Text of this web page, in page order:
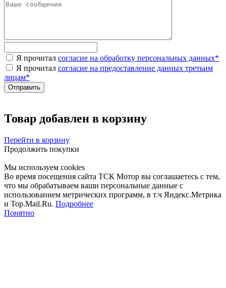
Я прочитал согласие на обработку персональных данных*
Я прочитал согласие на предоставление данных третьим
лицам*
Товар добавлен в корзину
Перейти в корзину
Продолжить покупки
Мы используем cookies
Во время посещения сайта ТСК Мотор вы соглашаетесь с тем,
что мы обрабатываем ваши персональные данные с
использованием метрических программ, в т.ч Яндекс.Метрика
и Top.Mail.Ru. Подробнее
Понятно